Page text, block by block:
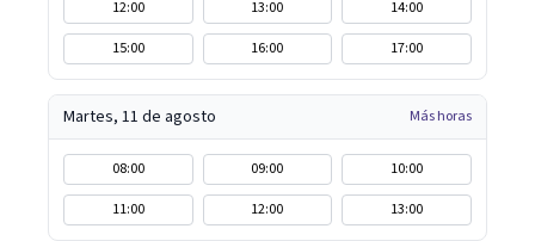
12:00 13:00
14:00
15:00
16:00 17:00
Martes, 11 de agosto Más horas
08:00 09:00
10:00
11:00
12:00 13:00